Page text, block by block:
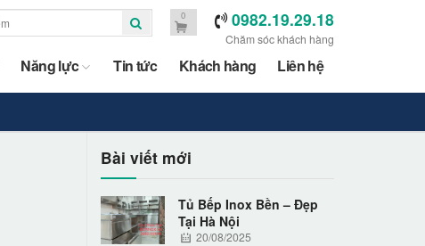
0982.19.29.18
Chăm sóc khách hàng
0
Năng lực Tin tức Khách hàng Liên hệ
Bài viết mới
Tủ Bếp Inox Bền – Đẹp
Tại Hà Nội
20/08/2025